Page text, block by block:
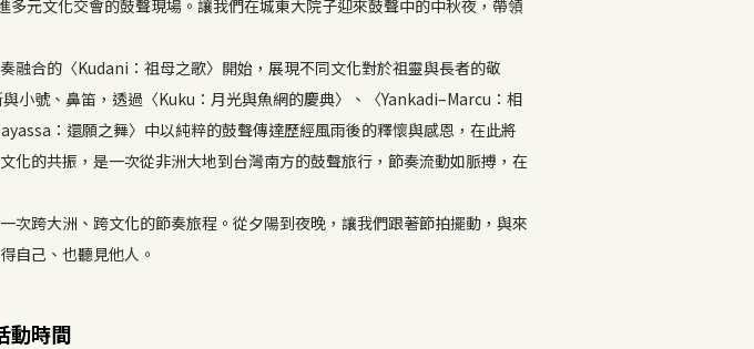
元文化交會的鼓聲現場。讓我們在城東大院子迎來鼓聲中的中秋夜，帶領
融合的〈Kudani：祖母之歌〉開始，展現不同文化對於祖靈與長者的敬
小號、鼻笛，透過〈Kuku：月光與魚網的慶典〉、〈Yankadi–Marcu：相
：還願之舞〉中以純粹的鼓聲傳達歷經風雨後的釋懷與感恩，在此將
的共振，是一次從非洲大地到台灣南方的鼓聲旅行，節奏流動如脈搏，在
跨大洲、跨文化的節奏旅程。從夕陽到夜晚，讓我們跟著節拍擺動，與來
自己、也聽見他人。
動時間